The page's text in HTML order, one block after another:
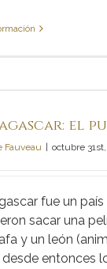
el
Fauveau octubre
fue un
sacar una
y un león
entonces